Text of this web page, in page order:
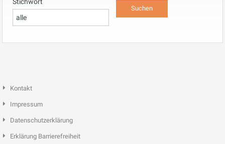
Stichwort
Kontakt
Impressum
Datenschutzerklärung
Erklärung Barrierefreiheit